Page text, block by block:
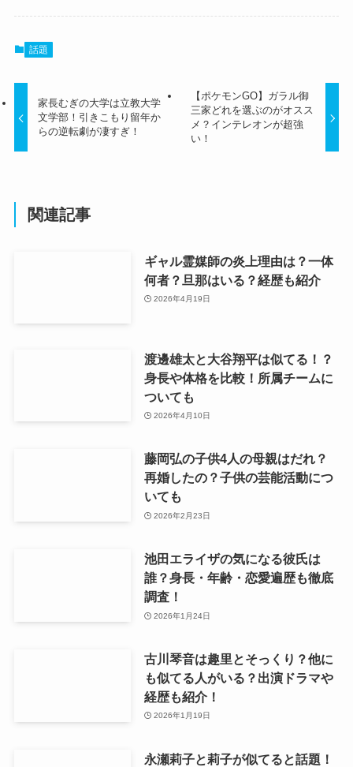
話題
家長むぎの大学は立教大学
文学部！引きこもり留年か
らの逆転劇が凄すぎ！
【ポケモンGO】ガラル御
三家どれを選ぶのがオスス
メ？インテレオンが超強
い！
関連記事
ギャル霊媒師の炎上理由は？一体
何者？旦那はいる？経歴も紹介
2026年4月19日
渡邊雄太と大谷翔平は似てる！？
身長や体格を比較！所属チームに
ついても
2026年4月10日
藤岡弘の子供4人の母親はだれ？
再婚したの？子供の芸能活動につ
いても
2026年2月23日
池田エライザの気になる彼氏は
誰？身長・年齢・恋愛遍歴も徹底
調査！
2026年1月24日
古川琴音は趣里とそっくり？他に
も似てる人がいる？出演ドラマや
経歴も紹介！
2026年1月19日
永瀬莉子と莉子が似てると話題！